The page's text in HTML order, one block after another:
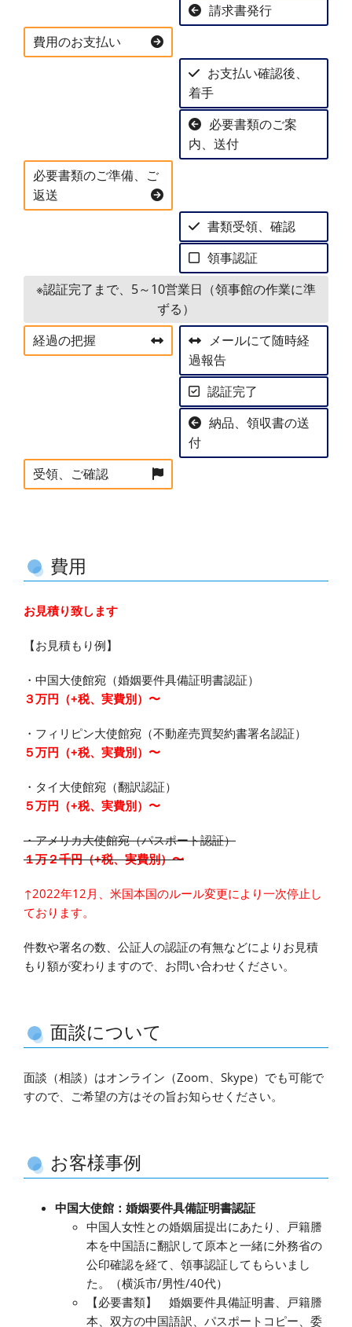
請求書発行
費用のお支払い
お支払い確認後、
着手
必要書類のご案
内、送付
必要書類のご準備、ご
返送
書類受領、確認
領事認証
※認証完了まで、5～10営業日（領事館の作業に準
ずる）
経過の把握
メールにて随時経
過報告
認証完了
納品、領収書の送
付
受領、ご確認
費用
お見積り致します
【お見積もり例】
・中国大使館宛（婚姻要件具備証明書認証）
３万円（+税、実費別）〜
・フィリピン大使館宛（不動産売買契約書署名認証）
５万円（+税、実費別）〜
・タイ大使館宛（翻訳認証）
５万円（+税、実費別）〜
・アメリカ大使館宛（パスポート認証）
１万２千円（+税、実費別）〜
↑2022年12月、米国本国のルール変更により一次停止し
ております。
件数や署名の数、公証人の認証の有無などによりお見積
もり額が変わりますので、お問い合わせください。
面談について
面談（相談）はオンライン（Zoom、Skype）でも可能で
すので、ご希望の方はその旨お知らせください。
お客様事例
中国大使館：婚姻要件具備証明書認証
中国人女性との婚姻届提出にあたり、戸籍謄
本を中国語に翻訳して原本と一緒に外務省の
公印確認を経て、領事認証してもらいまし
た。（横浜市/男性/40代）
【必要書類】 婚姻要件具備証明書、戸籍謄
本、双方の中国語訳、パスポートコピー、委